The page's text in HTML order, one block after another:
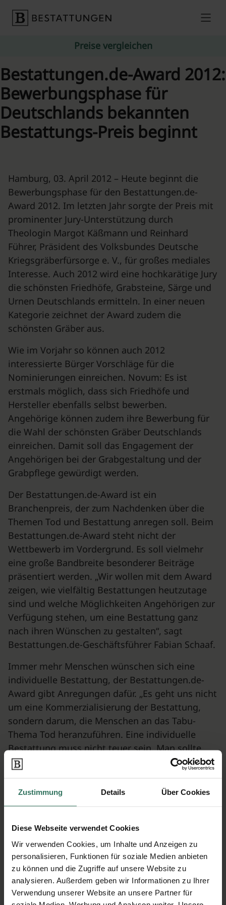
Zustimmung Details Über Cookies
Diese Webseite verwendet Cookies
Wir verwenden Cookies, um Inhalte und Anzeigen zu
personalisieren, Funktionen für soziale Medien anbieten
zu können und die Zugriffe auf unsere Website zu
analysieren. Außerdem geben wir Informationen zu Ihrer
Verwendung unserer Website an unsere Partner für
Preise vergleichen
Bestattungen.de-Award 2012:
Bewerbungsphase für
Deutschlands bekannten
Bestattungs-Preis beginnt
Hamburg, 03. April 2012 – Heute beginnt die
Bewerbungsphase für den Bestattungen.de-
Award 2012. Im letzten Jahr sorgte der Preis mit
prominenter Jury-Unterstützung durch
Theologin Margot Käßmann und Reinhard
Führer, Präsident des Volksbundes Deutsche
Kriegsgräberfürsorge e. V., für großes mediales
Interesse. Auch 2012 wird eine hochkarätige Jury
die schönsten Friedhöfe, Grabsteine, Särge und
Urnen Deutschlands ermitteln. In einer neuen
Kategorie zeichnet der Award zudem die
schönsten Gräber aus.
Wie im Vorjahr so können auch 2012
interessierte Bürger Vorschläge für die
Nominierungen einreichen. Novum: Es ist
erstmals möglich, dass sich Friedhöfe und
Hersteller ebenfalls selbst bewerben.
Angehörige können zudem ihre Bewerbung für
die Wahl der schönsten Gräber Deutschlands
einreichen. Damit soll das Engagement der
Angehörigen bei der Grabgestaltung und der
Grabpflege gewürdigt werden.
Der Bestattungen.de-Award ist ein
Branchenpreis, der zum Nachdenken über die
Themen Tod und Bestattung anregen soll. Beim
Bestattungen.de-Award steht nicht der
Wettbewerb im Vordergrund. Es soll vielmehr
eine große Bandbreite besonderer Beiträge
präsentiert werden. „Wir wollen mit dem Award
zeigen, wie vielfältig Bestattungen heutzutage
sind und welche Möglichkeiten Angehörigen zur
Verfügung stehen, um eine Bestattung ganz
nach ihren Wünschen zu gestalten“, sagt
Bestattungen.de-Geschäftsführer Fabian Schaaf.
Immer mehr Menschen wünschen sich eine
individuelle Bestattung, der Bestattungen.de-
Award gibt Anregungen dafür. „Es geht uns nicht
um eine Kommerzialisierung der Bestattung,
sondern darum, die Menschen an das Tabu-
Thema Tod heranzuführen. Eine individuelle
Bestattung muss nicht teuer sein. Man sollte
sich jedoch nicht davor scheuen, über eigene
Angehörigen darüber zu sprechen“, so Schaaf.
Ab heute können bei Bestattungen.de
Nominierungsvorschläge über ein
können ihre Unterlagen direkt per E-Mail oder
per Post einreichen. Die Bewerbungsphase für
den Award endet am 31. Juli 2012. In der ersten
Novemberwoche wird die Jury die